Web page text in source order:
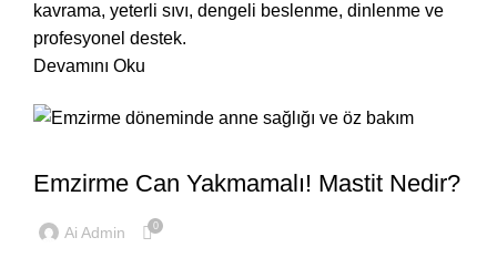
kavrama, yeterli sıvı, dengeli beslenme, dinlenme ve
profesyonel destek.
Devamını Oku
Emzirme Can Yakmamalı! Mastit Nedir?
Ai Admin 0